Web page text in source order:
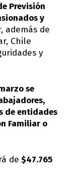
Previsión
y
además de
Chile
y
se
de entidades
Familiar o
de $47.765